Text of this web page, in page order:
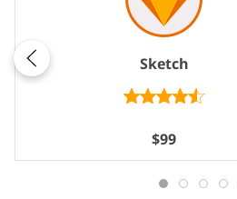
Sketch
$99